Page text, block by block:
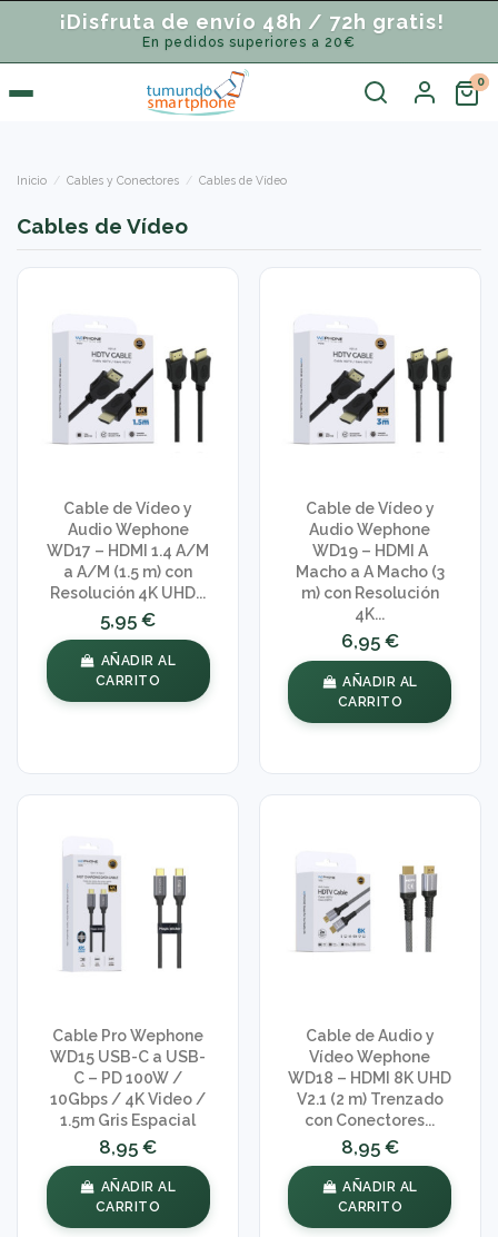
¡Disfruta de envío 48h / 72h gratis!
En pedidos superiores a 20€
Inicio Cables y Conectores Cables de Vídeo
Cables de Vídeo
Cable de Vídeo y
Audio Wephone
WD17 – HDMI 1.4 A/M
a A/M (1.5 m) con
Resolución 4K UHD...
5,95 €
AÑADIR AL
CARRITO
Cable de Vídeo y
Audio Wephone
WD19 – HDMI A
Macho a A Macho (3
m) con Resolución
4K...
6,95 €
AÑADIR AL
CARRITO
Cable Pro Wephone
WD15 USB-C a USB-
C – PD 100W /
10Gbps / 4K Video /
1.5m Gris Espacial
8,95 €
AÑADIR AL
CARRITO
Cable de Audio y
Vídeo Wephone
WD18 – HDMI 8K UHD
V2.1 (2 m) Trenzado
con Conectores...
8,95 €
AÑADIR AL
CARRITO